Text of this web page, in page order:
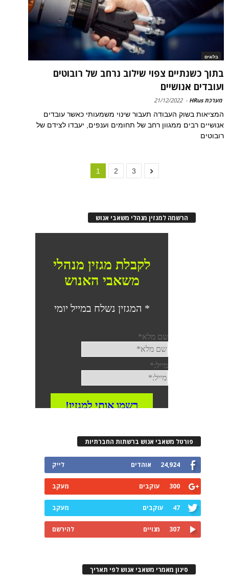
בלוגים
בתוך כשנתיים צפוי שילוב נרחב של רובוטים
ועובדים אנושיים
מערכת HRus -
21/12/2022
המציאות בשוק העבודה תעבור שינוי משמעותי כאשר עובדים
אנושיים רבים ממגוון רחב של תחומים וענפים, יעבדו לצידם של
רובוטים
1 2 3
הרשמה למגזין מנהלי משאבי אנוש
פורטל משאבי אנוש ברשתות החברתיות
24,924 אוהדים לייק
300 עוקבים מעקב
47 עוקבים מעקב
307 מנויים להירשם
סינון מאמרי משאבי אנוש לפי תאריך